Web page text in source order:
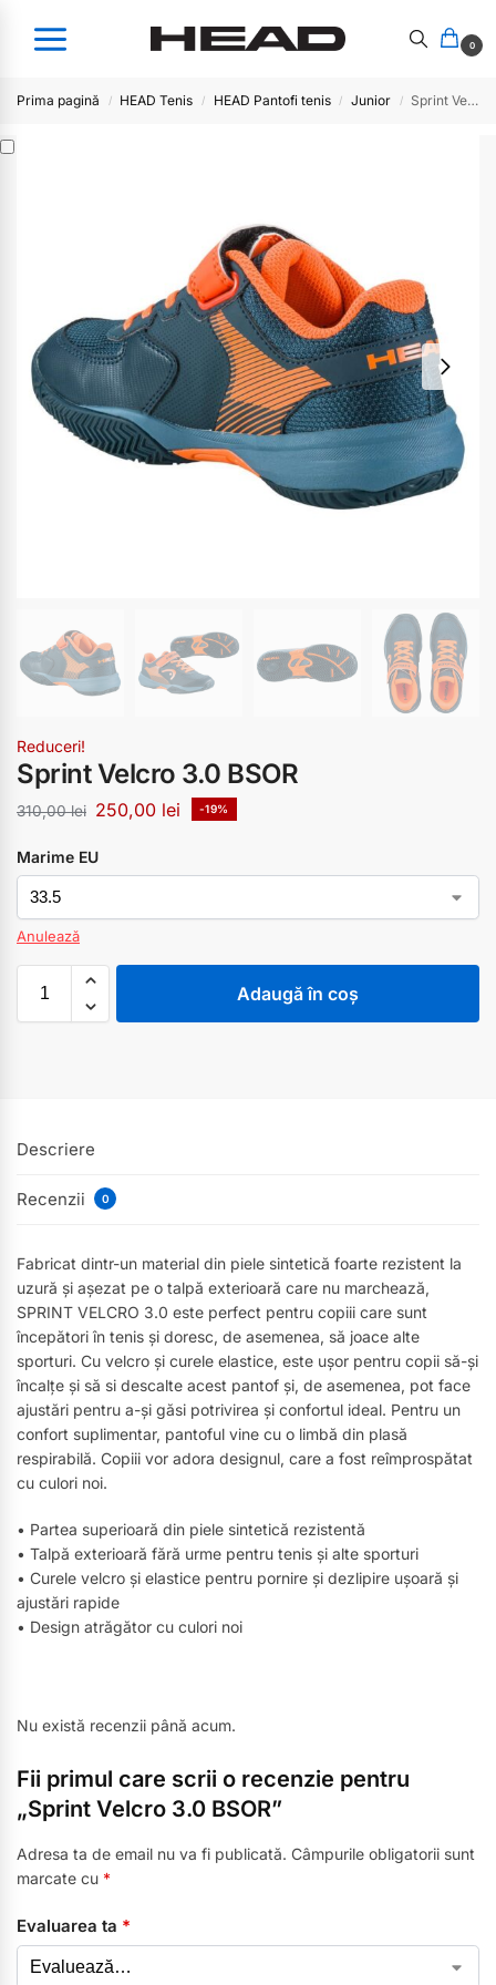
0
Prima pagină / HEAD Tenis / HEAD Pantofi tenis / Junior / Sprint Velcro 3.0 BSOR
Reduceri!
Sprint Velcro 3.0 BSOR
310,00lei 250,00 lei -19%
Marime EU
Anulează
Adaugă în coș
Descriere
Recenzii 0
Fabricat dintr-un material din piele sintetică foarte rezistent la
uzură și așezat pe o talpă exterioară care nu marchează,
SPRINT VELCRO 3.0 este perfect pentru copiii care sunt
începători în tenis și doresc, de asemenea, să joace alte
sporturi. Cu velcro și curele elastice, este ușor pentru copii să-și
încalțe și să si descalte acest pantof și, de asemenea, pot face
ajustări pentru a-și găsi potrivirea și confortul ideal. Pentru un
confort suplimentar, pantoful vine cu o limbă din plasă
respirabilă. Copiii vor adora designul, care a fost reîmprospătat
cu culori noi.
• Partea superioară din piele sintetică rezistentă
• Talpă exterioară fără urme pentru tenis și alte sporturi
• Curele velcro și elastice pentru pornire și dezlipire ușoară și
ajustări rapide
• Design atrăgător cu culori noi
Nu există recenzii până acum.
Fii primul care scrii o recenzie pentru
„Sprint Velcro 3.0 BSOR”
Adresa ta de email nu va fi publicată. Câmpurile obligatorii sunt
marcate cu *
Evaluarea ta *